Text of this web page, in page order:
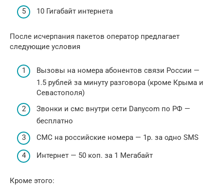
10 Гигабайт интернета
После исчерпания пакетов оператор предлагает
следующие условия
Вызовы на номера абонентов связи России —
1.5 рублей за минуту разговора (кроме Крыма и
Севастополя)
Звонки и смс внутри сети Danycom по РФ —
бесплатно
СМС на российские номера — 1р. за одно SMS
Интернет — 50 коп. за 1 Мегабайт
Кроме этого: